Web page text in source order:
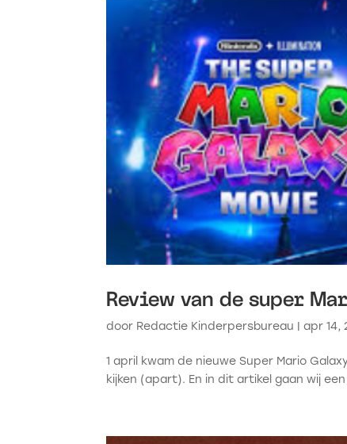
Review van de super
door Redactie Kinderpersbureau |apr 14,
1 april kwam de nieuwe Super Mario
kijken (apart). En in dit artikel gaan wij een